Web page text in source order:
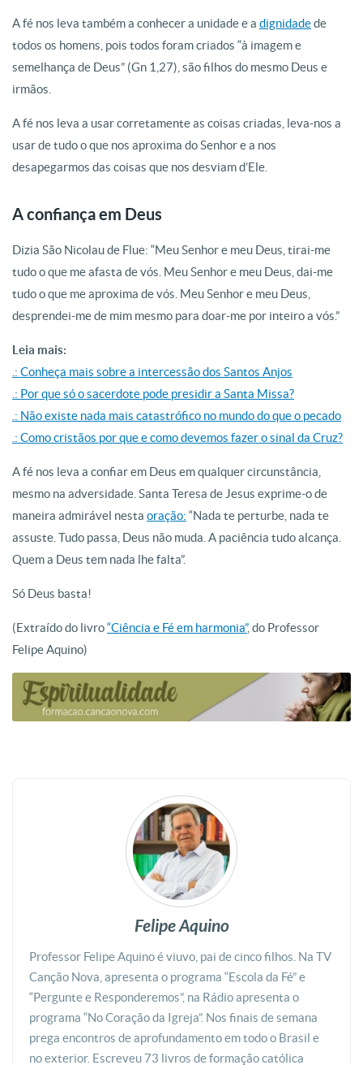
A fé nos leva também a conhecer a unidade e a dignidadede
todos os homens, pois todos foram criados “à imagem e
semelhança de Deus” (Gn 1,27), são filhos do mesmo Deus e
irmãos.
A fé nos leva a usar corretamente as coisas criadas, leva-nos a
usar de tudo o que nos aproxima do Senhor e a nos
desapegarmos das coisas que nos desviam d’Ele.
A confiança em Deus
Dizia São Nicolau de Flue: “Meu Senhor e meu Deus, tirai-me
tudo o que me afasta de vós. Meu Senhor e meu Deus, dai-me
tudo o que me aproxima de vós. Meu Senhor e meu Deus,
desprendei-me de mim mesmo para doar-me por inteiro a vós.”
Leia mais:
.: Conheça mais sobre a intercessão dos Santos Anjos
.: Por que só o sacerdote pode presidir a Santa Missa?
.: Não existe nada mais catastrófico no mundo do que o pecado
.: Como cristãos por que e como devemos fazer o sinal da Cruz?
A fé nos leva a confiar em Deus em qualquer circunstância,
mesmo na adversidade. Santa Teresa de Jesus exprime-o de
maneira admirável nesta oração: “Nada te perturbe, nada te
assuste. Tudo passa, Deus não muda. A paciência tudo alcança.
Quem a Deus tem nada lhe falta”.
Só Deus basta!
(Extraído do livro“Ciência e Fé em harmonia”, do Professor
Felipe Aquino)
Felipe Aquino
Professor Felipe Aquino é viuvo, pai de cinco filhos. Na TV
Canção Nova, apresenta o programa “Escola da Fé” e
“Pergunte e Responderemos”, na Rádio apresenta o
programa “No Coração da Igreja”. Nos finais de semana
prega encontros de aprofundamento em todo o Brasil e
no exterior. Escreveu 73 livros de formação católica